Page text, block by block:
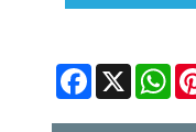
Facebook
X